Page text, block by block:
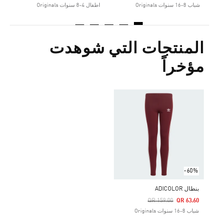
شباب 8-16 سنوات Originals اطفال 4-8 سنوات Originals
المنتجات التي شوهدت
مؤخراً
-60%
بنطال ADICOLOR
Price Reduced From
QR 159.00
To QR 63.60
شباب 8-16 سنوات Originals